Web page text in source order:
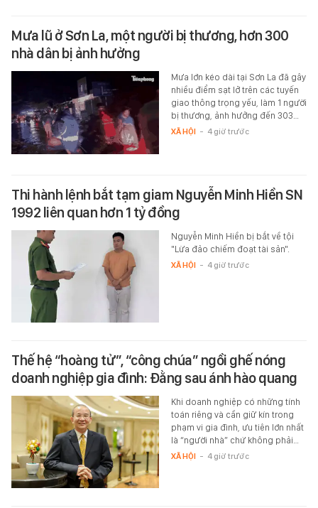
Mưa lũ ở Sơn La, một người bị thương, hơn 300
nhà dân bị ảnh hưởng
Mưa lớn kéo dài tại Sơn La đã gây
nhiều điểm sạt lở trên các tuyến
giao thông trọng yếu, làm 1 người
bị thương, ảnh hưởng đến 303…
XÃ HỘI - 4 giờ trước
Thi hành lệnh bắt tạm giam Nguyễn Minh Hiền SN
1992 liên quan hơn 1 tỷ đồng
Nguyễn Minh Hiền bị bắt về tội
"Lừa đảo chiếm đoạt tài sản".
XÃ HỘI - 4 giờ trước
Thế hệ “hoàng tử”, “công chúa” ngồi ghế nóng
doanh nghiệp gia đình: Đằng sau ánh hào quang
Khi doanh nghiệp có những tính
toán riêng và cần giữ kín trong
phạm vi gia đình, ưu tiên lớn nhất
là “người nhà” chứ không phải…
XÃ HỘI - 4 giờ trước